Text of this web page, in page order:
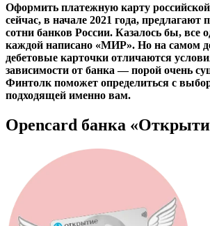
Оформить платежную карту
сейчас, в начале 2021 года, предлагают
сотни банков России. Казалось бы, все
каждой написано «МИР». Но на самом
дебетовые карточки отличаются
зависимости от банка — порой очень
Финтолк поможет определиться с
подходящей именно вам.
Opencard банка